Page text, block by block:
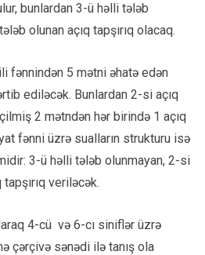
bunlardan 3-ü həlli tələb
olunan açıq tapşırıq olacaq.
fənnindən 5 mətni əhatə edən
ediləcək. Bunlardan 2-si açıq
2 mətndən hər birində 1 açıq
fənni üzrə sualların strukturu isə
3-ü həlli tələb olunmayan, 2-si
veriləcək.
4-cü və 6-cı siniflər üzrə
çərçivə sənədi ilə tanış ola